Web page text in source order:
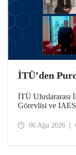
İTÜ’den
İTÜ Uluslararası
Görevlisi ve
Temmuz
06 Ağu 2026